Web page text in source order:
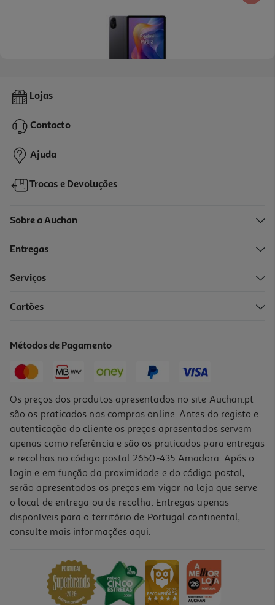
Tablet Xiaomi Redmi Pad 2 (11'' 4/128gb Gray)
219,99 €
Bundle Tablet Samsung Galaxy Tab A11+ (11" 8gb/256gb Cinza +
249,99 €
Lojas
Contacto
Ajuda
Trocas e Devoluções
Sobre a Auchan
Entregas
Serviços
Cartões
Métodos de Pagamento
Os preços dos produtos apresentados no site Auchan.pt
são os praticados nas compras online. Antes do registo e
autenticação do cliente os preços apresentados servem
apenas como referência e são os praticados para entregas
e recolhas no código postal 2650-435 Amadora. Após o
login e em função da proximidade e do código postal,
serão apresentados os preços em vigor na loja que serve
o local de entrega ou de recolha. Entregas apenas
disponíveis para o território de Portugal continental,
consulte mais informações aqui.